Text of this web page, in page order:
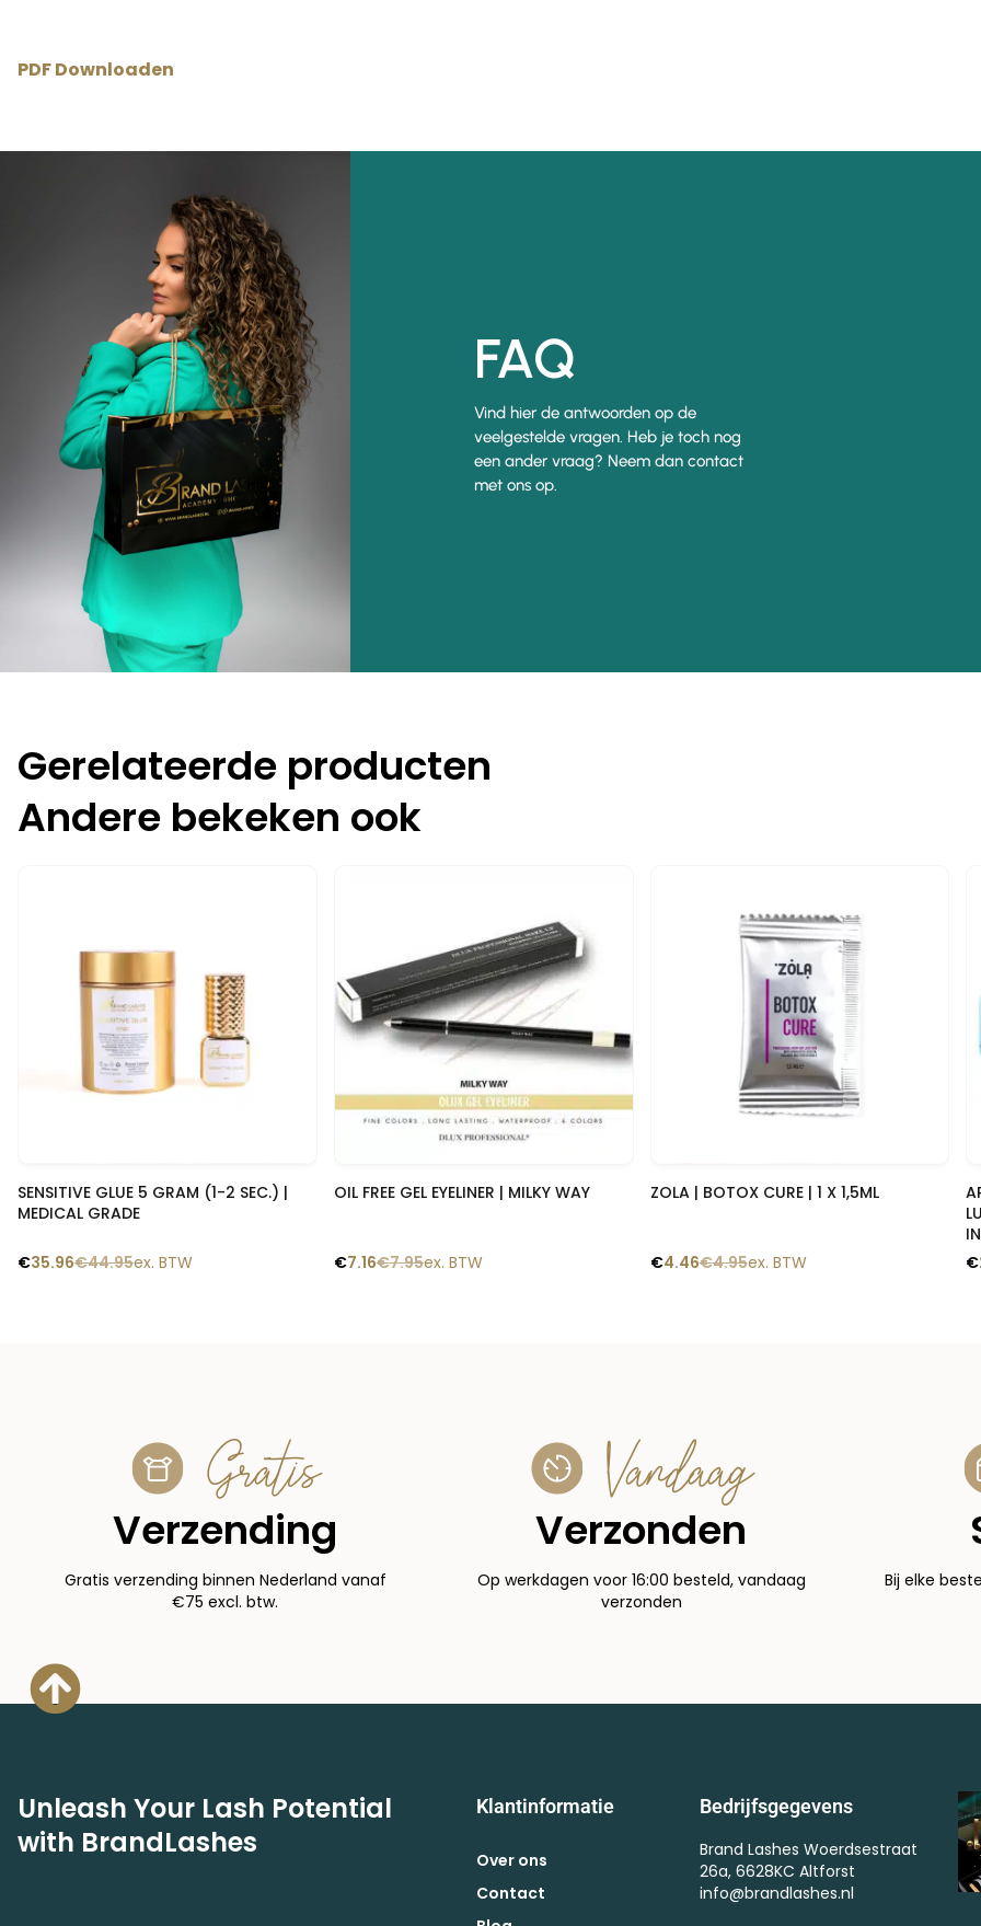
PDF Downloaden
FAQ
Vind hier de antwoorden op de
veelgestelde vragen. Heb je toch nog
een ander vraag? Neem dan contact
met ons op.
Gerelateerde producten
Andere bekeken ook
Snelle blik
SENSITIVE GLUE 5 GRAM (1-2 SEC.) |
MEDICAL GRADE
€44.95
€35.96 ex. BTW
Snelle blik
OIL FREE GEL EYELINER | MILKY WAY
€7.95
€7.16 ex. BTW
Snelle blik
ZOLA | BOTOX CURE | 1 X 1,5ML
€4.95
€4.46 ex. BTW
€
Gratis
Verzending
Gratis verzending binnen Nederland vanaf
€75 excl. btw.
Vandaag
Verzonden
Op werkdagen voor 16:00 besteld, vandaag
verzonden
Bij elke
Unleash Your Lash Potential
with BrandLashes
Klantinformatie
Over ons
Contact
Bedrijfsgegevens
Brand Lashes Woerdsestraat
26a, 6628KC Altforst
info@brandlashes.nl